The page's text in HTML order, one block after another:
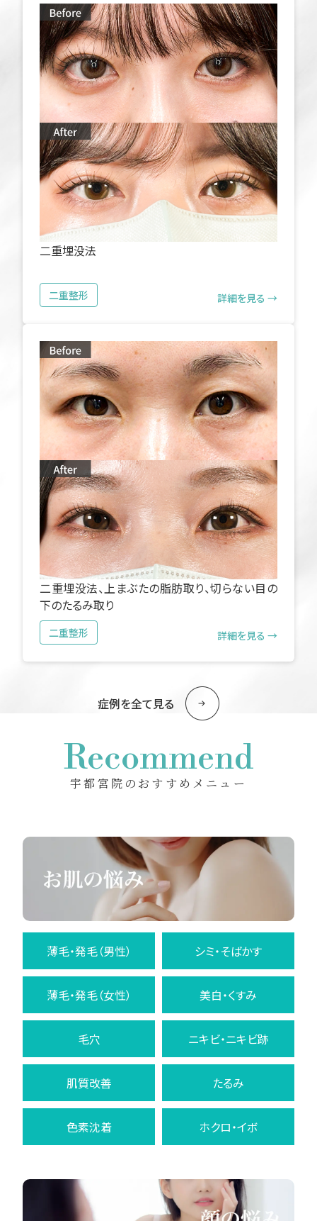
二重埋没法
二重整形 詳細を見る →
二重埋没法、上まぶたの脂肪取り、切らない目の
下のたるみ取り
二重整形 詳細を見る →
症例を全て見る
Recommend
宇都宮院のおすすめメニュー
薄毛・発毛（男性） シミ・そばかす
薄毛・発毛（女性） 美白・くすみ
毛穴 ニキビ・ニキビ跡
肌質改善 たるみ
色素沈着 ホクロ・イボ